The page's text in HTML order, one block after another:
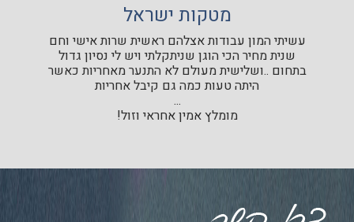
מטקות ישראל
עשיתי המון עבודות אצלהם ראשית שרות אישי וחם
שנית מחיר הכי הוגן שניתקלתי ויש לי נסיון גדול
בתחום ..ושלישית מעולם לא התנער מאחריות כאשר
היתה טעות כמה גם קיבל אחריות
...
מומלץ אמין אחראי וזול!